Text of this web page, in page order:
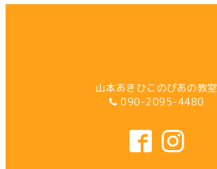
山本あきひこのぴあの教室
090-2095-4480